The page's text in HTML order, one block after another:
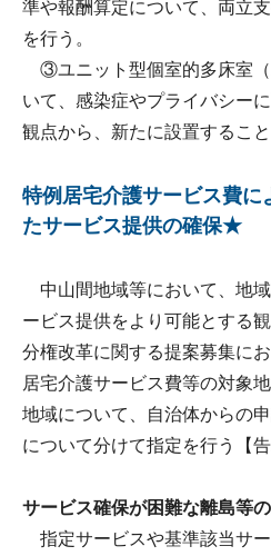
準や報酬算定について、両立
を行う。
③ユニット型個室的多床室（
いて、感染症やプライバシー
観点から、新たに設置すること
特例居宅介護サービス費に
たサービス提供の確保★
中山間地域等において、地
ービス提供をより可能とする
分権改革に関する提案募集に
居宅介護サービス費等の対象
地域について、自治体からの
について分けて指定を行う【告
サービス確保が困難な離島等
指定サービスや基準該当サ